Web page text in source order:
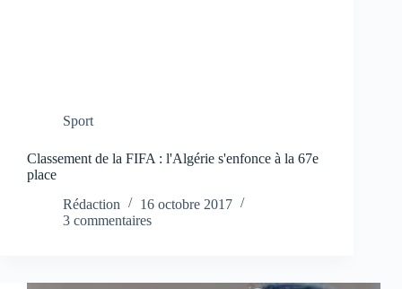
Sport
Classement de la FIFA : l'Algérie s'enfonce à la 67e
place
Rédaction
16 octobre 2017
3 commentaires